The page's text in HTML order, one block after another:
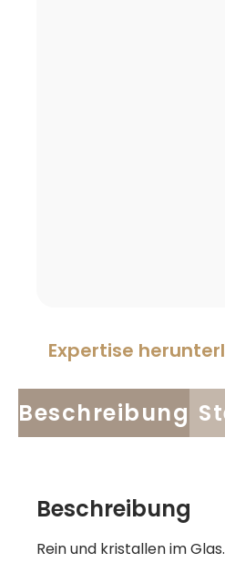
Expertise
Beschreibung
Beschreibung
Rein und kristallen im